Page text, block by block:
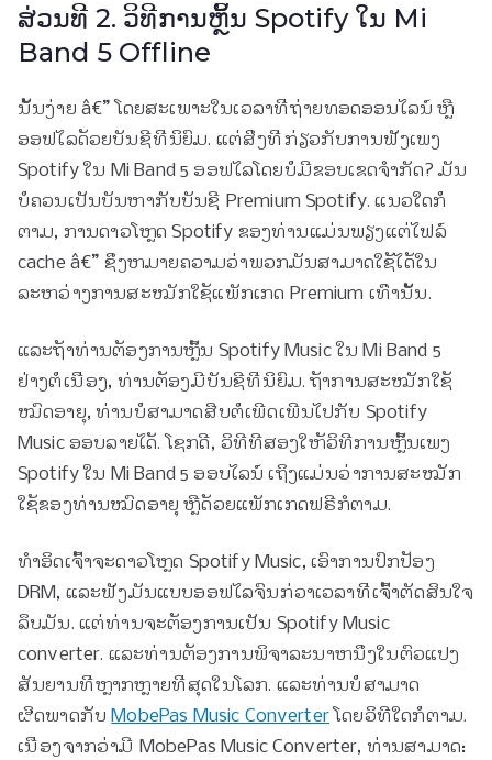
ສ່ວນທີ 2. ວິທີການຫຼິ້ນ Spotify ໃນ Mi
Band 5 Offline
ນັ້ນງ່າຍ â€” ໂດຍສະເພາະໃນເວລາທີ່ຖ່າຍທອດອອນໄລນ໌ ຫຼື
ອອຟໄລດ້ວຍບັນຊີທີ່ນິຍົມ. ແຕ່ສິ່ງທີ່ກ່ຽວກັບການຟັງເພງ
Spotify ໃນ Mi Band 5 ອອຟໄລໂດຍບໍ່ມີຂອບເຂດຈໍາກັດ? ມັນ
ບໍ່ຄວນເປັນບັນຫາກັບບັນຊີ Premium Spotify. ແນວໃດກໍ່
ຕາມ, ການດາວໂຫຼດ Spotify ຂອງທ່ານແມ່ນພຽງແຕ່ໄຟລ໌
cache â€” ຊຶ່ງຫມາຍຄວາມວ່າພວກມັນສາມາດໃຊ້ໄດ້ໃນ
ລະຫວ່າງການສະໝັກໃຊ້ແພັກເກດ Premium ເທົ່ານັ້ນ.
ແລະຖ້າທ່ານຕ້ອງການຫຼິ້ນ Spotify Music ໃນ Mi Band 5
ຢ່າງຕໍ່ເນື່ອງ, ທ່ານຕ້ອງມີບັນຊີທີ່ນິຍົມ. ຖ້າການສະໝັກໃຊ້
ໝົດອາຍຸ, ທ່ານບໍ່ສາມາດສືບຕໍ່ເພີດເພີນໄປກັບ Spotify
Music ອອບລາຍໄດ້. ໂຊກດີ, ວິທີທີສອງໃຫ້ວິທີການຫຼິ້ນເພງ
Spotify ໃນ Mi Band 5 ອອບໄລນ໌ ເຖິງແມ່ນວ່າການສະໝັກ
ໃຊ້ຂອງທ່ານໝົດອາຍຸ ຫຼືດ້ວຍແພັກເກດຟຣີກໍຕາມ.
ທໍາອິດເຈົ້າຈະດາວໂຫຼດ Spotify Music, ເອົາການປົກປ້ອງ
DRM, ແລະຟັງມັນແບບອອຟໄລຈົນກ່ວາເວລາທີ່ເຈົ້າຕັດສິນໃຈ
ລຶບມັນ. ແຕ່​ທ່ານ​ຈະ​ຕ້ອງ​ການ​ເປັນ Spotify Music
converter​. ແລະທ່ານຕ້ອງການພິຈາລະນາຫນຶ່ງໃນຕົວແປງ
ສັນຍານທີ່ຫຼາກຫຼາຍທີ່ສຸດໃນໂລກ. ແລະທ່ານບໍ່ສາມາດ
ຜິດພາດກັບMobePas Music Converterໂດຍວິທີໃດກໍ່ຕາມ.
ເນື່ອງຈາກວ່າມີ MobePas Music Converter, ທ່ານສາມາດ: